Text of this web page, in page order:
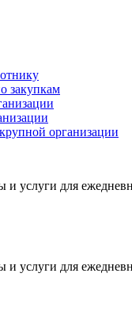
закупкам
организации
услуги для
услуги для